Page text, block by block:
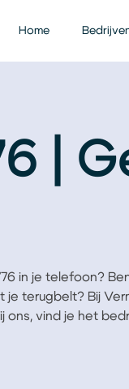
Home
|
in je telefoon?
terugbelt? Bij
ons, vind je het